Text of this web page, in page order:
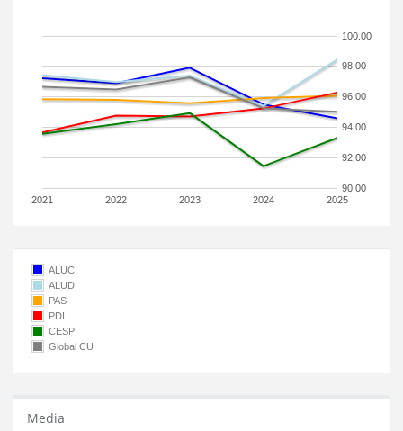
2021 2022 2023 2024 2025
90.00
92.00
94.00
96.00
98.00
100.00
ALUC
ALUD
PAS
PDI
CESP
Global CU
Media